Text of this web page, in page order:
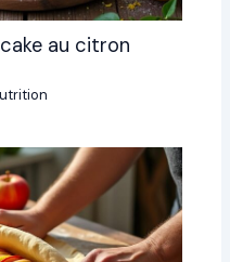
au citron